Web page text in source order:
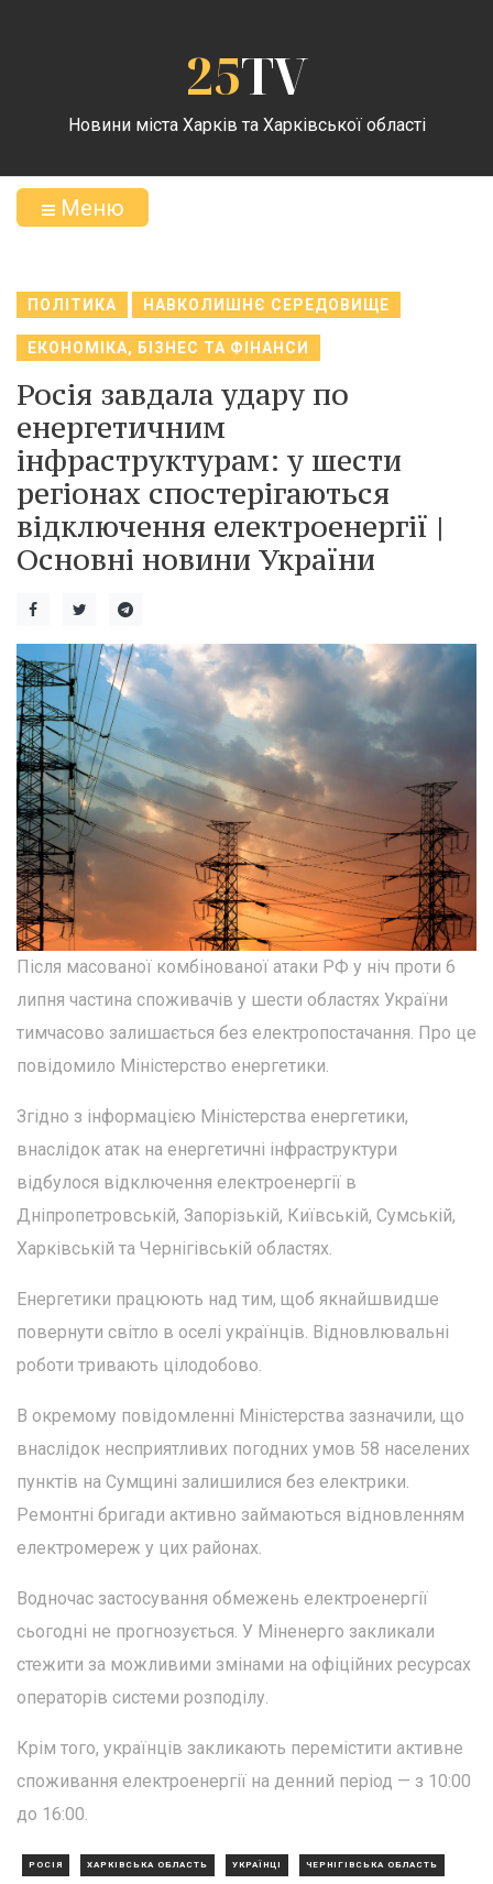
25TV
Новини міста Харків та Харківської області
Меню
ПОЛІТИКА НАВКОЛИШНЄ СЕРЕДОВИЩЕ
ЕКОНОМІКА, БІЗНЕС ТА ФІНАНСИ
Росія завдала удару по
енергетичним
інфраструктурам: у шести
регіонах спостерігаються
відключення електроенергії |
Основні новини України
Після масованої комбінованої атаки РФ у ніч проти 6
липня частина споживачів у шести областях України
тимчасово залишається без електропостачання. Про це
повідомило Міністерство енергетики.
Згідно з інформацією Міністерства енергетики,
внаслідок атак на енергетичні інфраструктури
відбулося відключення електроенергії в
Дніпропетровській, Запорізькій, Київській, Сумській,
Харківській та Чернігівській областях.
Енергетики працюють над тим, щоб якнайшвидше
повернути світло в оселі українців. Відновлювальні
роботи тривають цілодобово.
В окремому повідомленні Міністерства зазначили, що
внаслідок несприятливих погодних умов 58 населених
пунктів на Сумщині залишилися без електрики.
Ремонтні бригади активно займаються відновленням
електромереж у цих районах.
Водночас застосування обмежень електроенергії
сьогодні не прогнозується. У Міненерго закликали
стежити за можливими змінами на офіційних ресурсах
операторів системи розподілу.
Крім того, українців закликають перемістити активне
споживання електроенергії на денний період — з 10:00
до 16:00.
РОСІЯ ХАРКІВСЬКА ОБЛАСТЬ УКРАЇНЦІ ЧЕРНІГІВСЬКА ОБЛАСТЬ